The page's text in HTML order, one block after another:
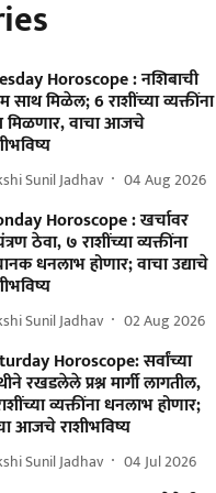
Horoscope : नशिबाची
साथ मिळेल; 6 राशींच्या व्यक्तींना
वाचा आजचे
Sunil Jadhav 04 Aug 2026
Horoscope : खर्चावर
ठेवा, ७ राशींच्या व्यक्तींना
धनलाभ होणार; वाचा उद्याचे
Sunil Jadhav 02 Aug 2026
Horoscope: सर्वांच्या
रखडलेले प्रश्न मार्गी लागतील,
व्यक्तींना धनलाभ होणार;
आजचे राशीभविष्य
Sunil Jadhav 04 Jul 2026